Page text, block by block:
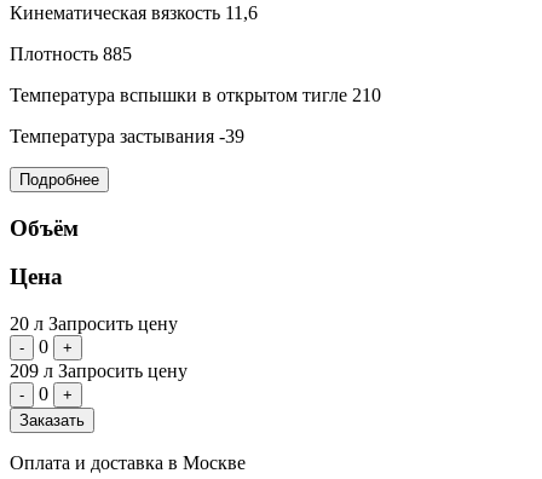
Кинематическая вязкость 11,6
Плотность 885
Температура вспышки в открытом тигле 210
Температура застывания -39
Подробнее
Объём
Цена
20 л Запросить цену
- 0 +
209 л Запросить цену
- 0
+
Заказать
Оплата и доставка в Москве